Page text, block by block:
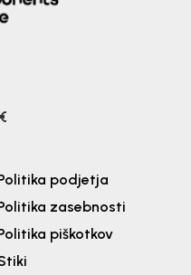
podjetja
zasebnosti
piškotkov